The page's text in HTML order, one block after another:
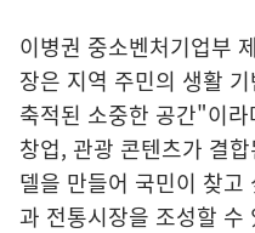
이병권 중소벤처기업부
장은 지역 주민의 생활
축적된 소중한 공간"이
창업, 관광 콘텐츠가 결
델을 만들어 국민이 찾고
과 전통시장을 조성할